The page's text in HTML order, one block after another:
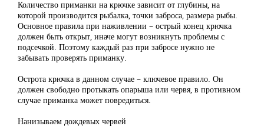
Количество приманки на крючке зависит от глубины, на
которой производится рыбалка, точки заброса, размера рыбы.
Основное правила при наживлении – острый конец крючка
должен быть открыт, иначе могут возникнуть проблемы с
подсечкой. Поэтому каждый раз при забросе нужно не
забывать проверять приманку.
Острота крючка в данном случае – ключевое правило. Он
должен свободно протыкать опарыша или червя, в противном
случае приманка может повредиться.
Нанизываем дождевых червей